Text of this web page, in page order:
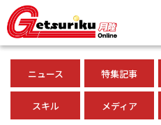
ニュース 特集記事
スキル メディア